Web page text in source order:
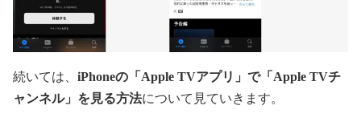
続いては、 iPhoneの「Apple TVアプリ」で「Apple TVチ
ャンネル」を見る方法について見ていきます。